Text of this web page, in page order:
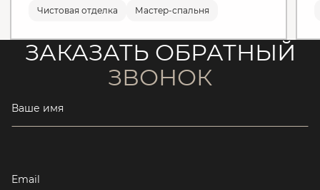
Чистовая отделка Мастер-спальня
ЗАКАЗАТЬ ОБРАТНЫЙ
ЗВОНОК
Ваше имя
Email